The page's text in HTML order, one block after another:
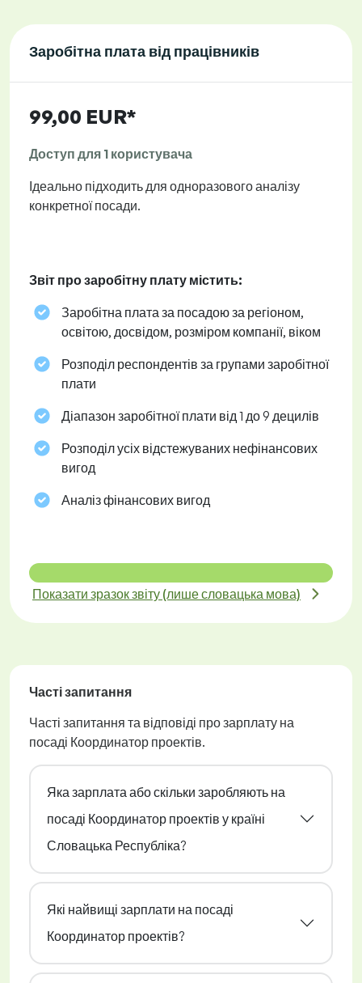
Заробітна плата від працівників
99,00 EUR*
Доступ для 1 користувача
Ідеально підходить для одноразового аналізу
конкретної посади.
Звіт про заробітну плату містить:
Заробітна плата за посадою за регіоном,
освітою, досвідом, розміром компанії, віком
Розподіл респондентів за групами заробітної
плати
Діапазон заробітної плати від 1 до 9 децилів
Розподіл усіх відстежуваних нефінансових
вигод
Аналіз фінансових вигод
Показати зразок звіту (лише словацька мова)
Часті запитання
Часті запитання та відповіді про зарплату на
посаді Координатор проектів.
Яка зарплата або скільки заробляють на
посаді Координатор проектів у країні
Словацька Республіка?
Які найвищі зарплати на посаді
Координатор проектів?